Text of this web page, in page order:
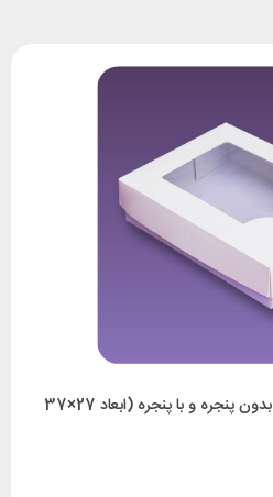
جعبه فرم قنادی سایز 27×37 بدون پنجره و با پنجره (ابعاد 27×37